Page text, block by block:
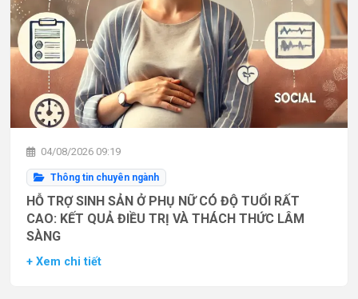
04/08/2026 09:19
Thông tin chuyên ngành
HỖ TRỢ SINH SẢN Ở PHỤ NỮ CÓ ĐỘ TUỔI RẤT
CAO: KẾT QUẢ ĐIỀU TRỊ VÀ THÁCH THỨC LÂM
SÀNG
+ Xem chi tiết